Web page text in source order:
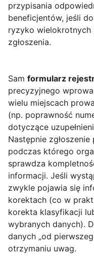
przypisania
beneficjentów, jeśli
ryzyko wielokrotnych
zgłoszenia.
Sam formularz
precyzyjnego
wielu miejscach
(np. poprawność
dotyczące
Następnie
podczas którego
sprawdza
informacji. Jeśli
zwykle pojawia się
korektach (co w
korekta klasyfikacji
wybranych danych).
danych „od
otrzymaniu uwag.